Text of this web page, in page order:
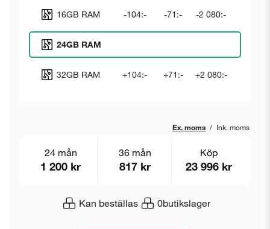
16GB RAM -104:- -71:- -2 080:-
24GB RAM
32GB RAM +104:- +71:- +2 080:-
Ex. moms / Ink. moms
Kan beställas 0butikslager
24 mån
1 200 kr
36 mån
817 kr
Köp
23 996 kr